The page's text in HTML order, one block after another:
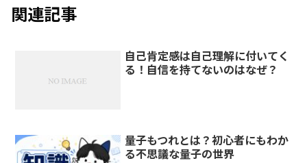
関連記事
自己肯定感は自己理解に付いてく
る！自信を持てないのはなぜ？
量子もつれとは？初心者にもわか
る不思議な量子の世界